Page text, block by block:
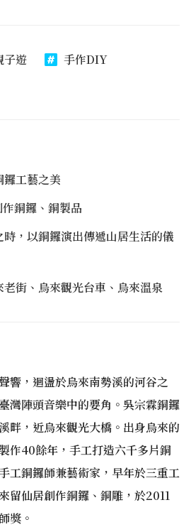
子遊
手作DIY
鑼工藝之美
銅鑼、銅製品
，以銅鑼演出傳遞山居生活的儀
街、烏來觀光台車、烏來溫泉
響，迴盪於烏來南勢溪的河谷之
灣陣頭音樂中的要角。吳宗霖銅鑼
畔，近烏來觀光大橋。出身烏來的
作40餘年，手工打造六千多片銅
工銅鑼師兼藝術家，早年於三重工
留仙居創作銅鑼、銅雕，於2011
獎。